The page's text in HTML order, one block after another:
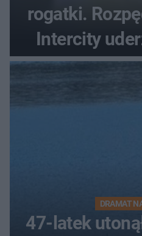
rogatki.
Intercity
DRAMAT
47-latek